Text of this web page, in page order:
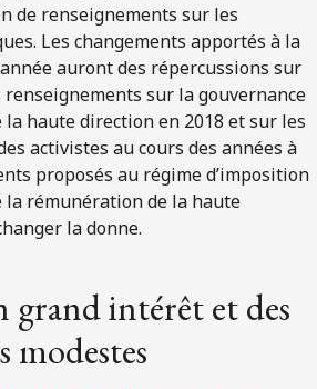
de renseignements sur les
Les changements apportés à la
auront des répercussions sur
sur la gouvernance
haute direction en 2018 et sur les
activistes au cours des années à
proposés au régime d’imposition
la rémunération de la haute
la donne.
grand intérêt et des
modestes